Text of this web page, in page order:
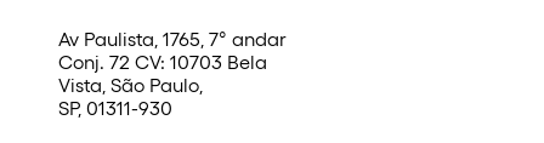
Av Paulista, 1765, 7° andar
Conj. 72 CV: 10703 Bela
Vista, São Paulo,
SP, 01311-930